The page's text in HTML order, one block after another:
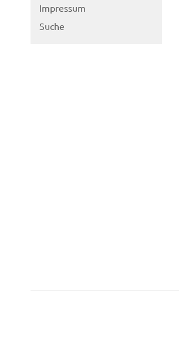
Impressum
Suche